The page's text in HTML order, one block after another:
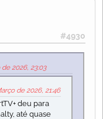
#4930
2026, 23:03
de 2026, 21:46
deu para
até quase